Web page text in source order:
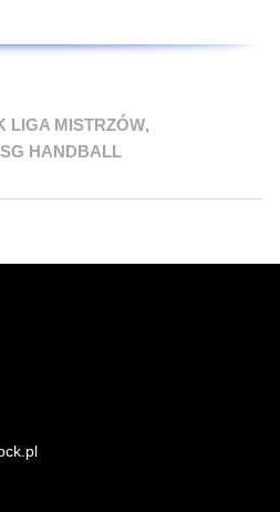
LIGA MISTRZÓW,
HANDBALL
l